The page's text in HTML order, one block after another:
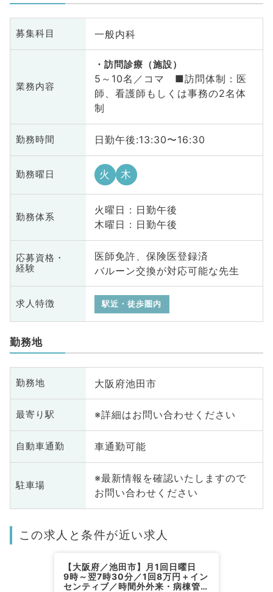
募集科目 一般内科
業務内容
訪問診療（施設）
5～10名／コマ ■訪問体制：医
師、看護師もしくは事務の2名体
制
勤務時間 日勤午後:13:30〜16:30
勤務曜日 火 木
勤務体系
火曜日 : 日勤午後
木曜日 : 日勤午後
応募資格・
経験
医師免許、保険医登録済
バルーン交換が対応可能な先生
求人特徴 駅近・徒歩圏内
勤務地
勤務地 大阪府池田市
最寄り駅 ※詳細はお問い合わせください
自動車通勤 車通勤可能
駐車場
※最新情報を確認いたしますので
お問い合わせください
この求人と条件が近い求人
【大阪府／池田市】月1回日曜日
9時～翌7時30分／1回8万円＋イン
センティブ／時間外外来・病棟管理